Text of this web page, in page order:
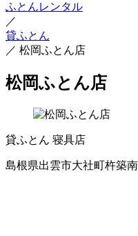
ふとんレンタル
／
貸ふとん
／ 松岡ふとん店
松岡ふとん店
貸ふとん 寝具店
島根県出雲市大社町杵築